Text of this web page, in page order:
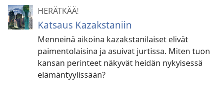
HERÄTKÄÄ!
Katsaus Kazakstaniin
Menneinä aikoina kazakstanilaiset elivät
paimentolaisina ja asuivat jurtissa. Miten tuon
kansan perinteet näkyvät heidän nykyisessä
elämäntyylissään?